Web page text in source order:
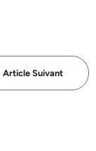
Article Suivant